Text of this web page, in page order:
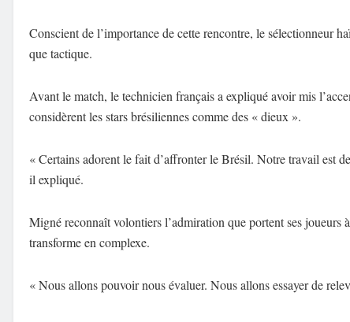
Conscient de l’importance de cette rencontre, le sélectionneur
que tactique.
Avant le match, le technicien français a expliqué avoir mis
considèrent les stars brésiliennes comme des « dieux ».
« Certains adorent le fait d’affronter le Brésil. Notre travail est
il expliqué.
Migné reconnaît volontiers l’admiration que portent ses
transforme en complexe.
« Nous allons pouvoir nous évaluer. Nous allons essayer de